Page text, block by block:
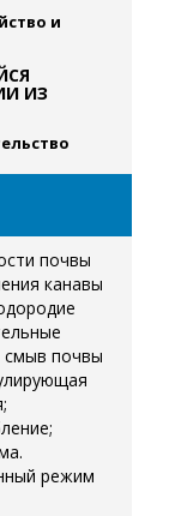
и
ИЗ
почвы
канавы
смыв почвы
режим